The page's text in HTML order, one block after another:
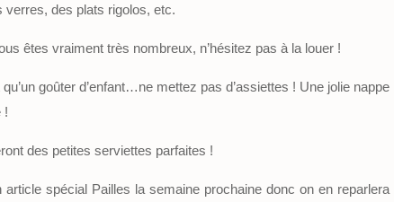
des plats rigolos, etc.
êtes vraiment très nombreux, n’hésitez pas à la louer !
goûter d’enfant…ne mettez pas d’assiettes ! Une jolie nappe
!
des petites serviettes parfaites !
spécial Pailles la semaine prochaine donc on en reparlera